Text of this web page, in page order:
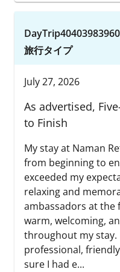
DayTrip40403983960
旅行タイプ
July 27, 2026
As advertised,
to Finish
My stay at Naman
from beginning to
exceeded my
relaxing and
ambassadors at the
warm, welcoming,
throughout my stay.
professional,
sure I had e...